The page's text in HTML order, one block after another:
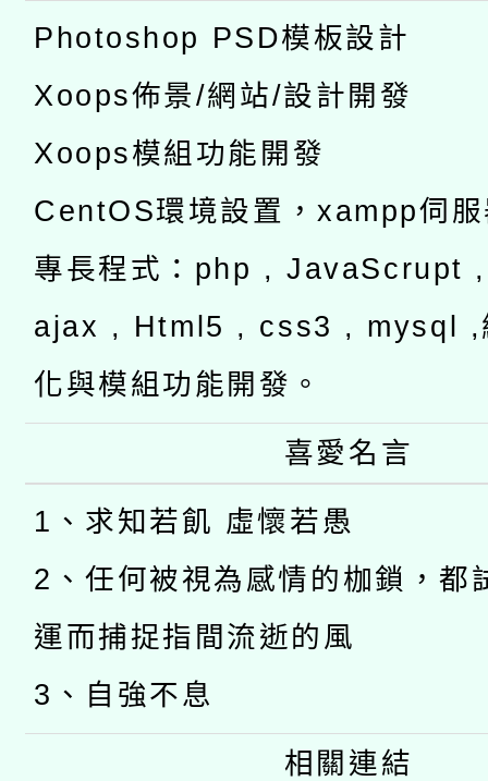
Photoshop PSD模板設計
Xoops佈景/網站/設計開發
Xoops模組功能開發
CentOS環境設置，xampp伺
專長程式：php , JavaScrupt
ajax , Html5 , css3 , mysql ,
化與模組功能開發。
喜愛名言
1、求知若飢 虛懷若愚
2、任何被視為感情的枷鎖，都
運而捕捉指間流逝的風
3、自強不息
相關連結